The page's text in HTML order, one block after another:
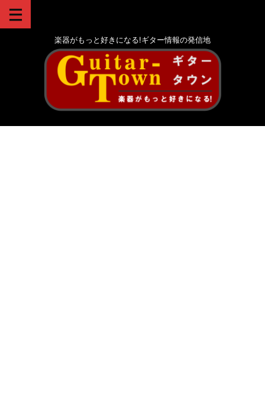
楽器がもっと好きになる!ギター情報の発信地